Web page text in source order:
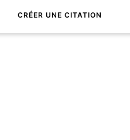
CRÉER UNE CITATION